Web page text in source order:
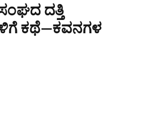
ದತ್ತಿ
ಕಥೆ—ಕವನಗಳ